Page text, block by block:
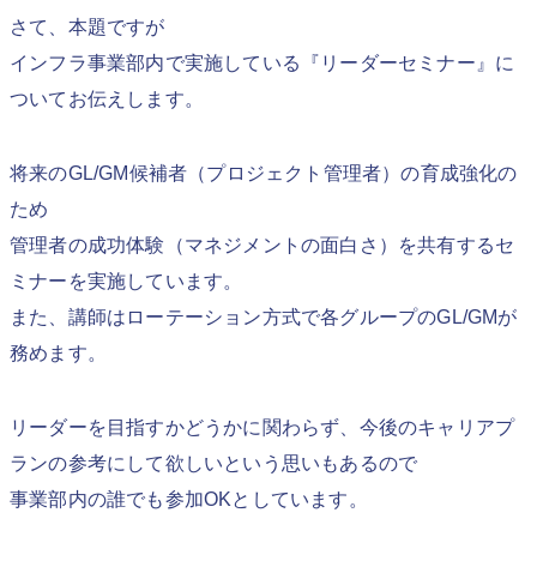
さて、本題ですが
インフラ事業部内で実施している『リーダーセミナー』に
ついてお伝えします。
将来のGL/GM候補者（プロジェクト管理者）の育成強化の
ため
管理者の成功体験（マネジメントの面白さ）を共有するセ
ミナーを実施しています。
また、講師はローテーション方式で各グループのGL/GMが
務めます。
リーダーを目指すかどうかに関わらず、今後のキャリアプ
ランの参考にして欲しいという思いもあるので
事業部内の誰でも参加OKとしています。